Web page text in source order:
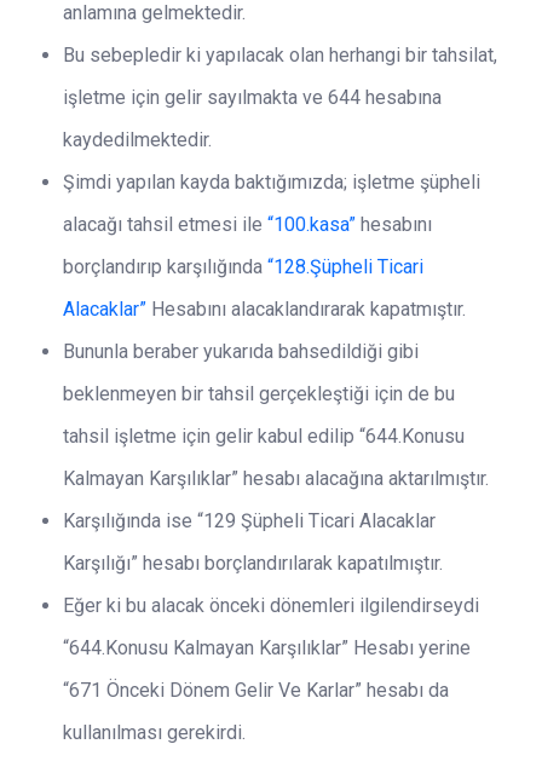
anlamına gelmektedir.
Bu sebepledir ki yapılacak olan herhangi bir tahsilat,
işletme için gelir sayılmakta ve 644 hesabına
kaydedilmektedir.
Şimdi yapılan kayda baktığımızda; işletme şüpheli
alacağı tahsil etmesi ile “100.kasa” hesabını
borçlandırıp karşılığında “128.Şüpheli Ticari
Alacaklar” Hesabını alacaklandırarak kapatmıştır.
Bununla beraber yukarıda bahsedildiği gibi
beklenmeyen bir tahsil gerçekleştiği için de bu
tahsil işletme için gelir kabul edilip “644.Konusu
Kalmayan Karşılıklar” hesabı alacağına aktarılmıştır.
Karşılığında ise “129 Şüpheli Ticari Alacaklar
Karşılığı” hesabı borçlandırılarak kapatılmıştır.
Eğer ki bu alacak önceki dönemleri ilgilendirseydi
“644.Konusu Kalmayan Karşılıklar” Hesabı yerine
“671 Önceki Dönem Gelir Ve Karlar” hesabı da
kullanılması gerekirdi.